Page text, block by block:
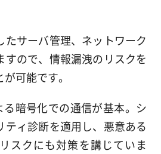
たサーバ管理、ネットワーク
すので、情報漏洩のリスクを
可能です。
る暗号化での通信が基本。シ
ティ診断を適用し、悪意ある
スクにも対策を講じていま